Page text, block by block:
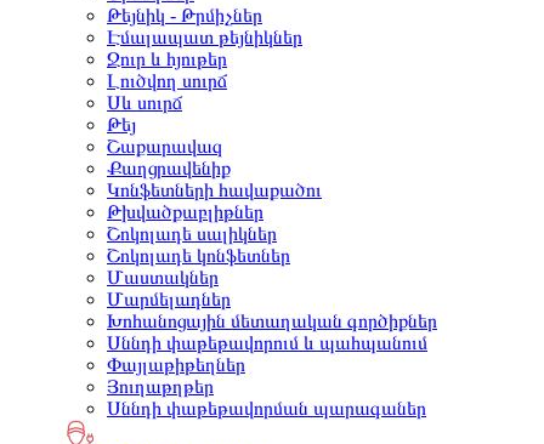
Թեյնիկ - Թրմիչներ
Էմալապատ թեյնիկներ
Ջուր և հյութեր
Լուծվող սուրճ
Սև սուրճ
Թեյ
Շաքարավազ
Քաղցրավենիք
Կոնֆետների հավաքածու
Թխվածքաբլիթներ
Շոկոլադե սալիկներ
Շոկոլադե կոնֆետներ
Մաստակներ
Մարմելադներ
Խոհանոցային մետաղական գործիքներ
Սննդի փաթեթավորում և պահպանում
Փայլաթիթեղներ
Յուղաթղթեր
Սննդի փաթեթավորման պարագաներ